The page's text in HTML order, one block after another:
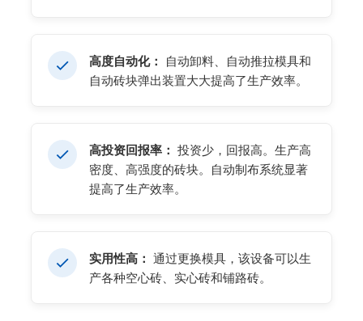
高度自动化： 自动卸料、自动推拉模具和
自动砖块弹出装置大大提高了生产效率。
高投资回报率： 投资少，回报高。生产高
密度、高强度的砖块。自动制布系统显著
提高了生产效率。
实用性高： 通过更换模具，该设备可以生
产各种空心砖、实心砖和铺路砖。